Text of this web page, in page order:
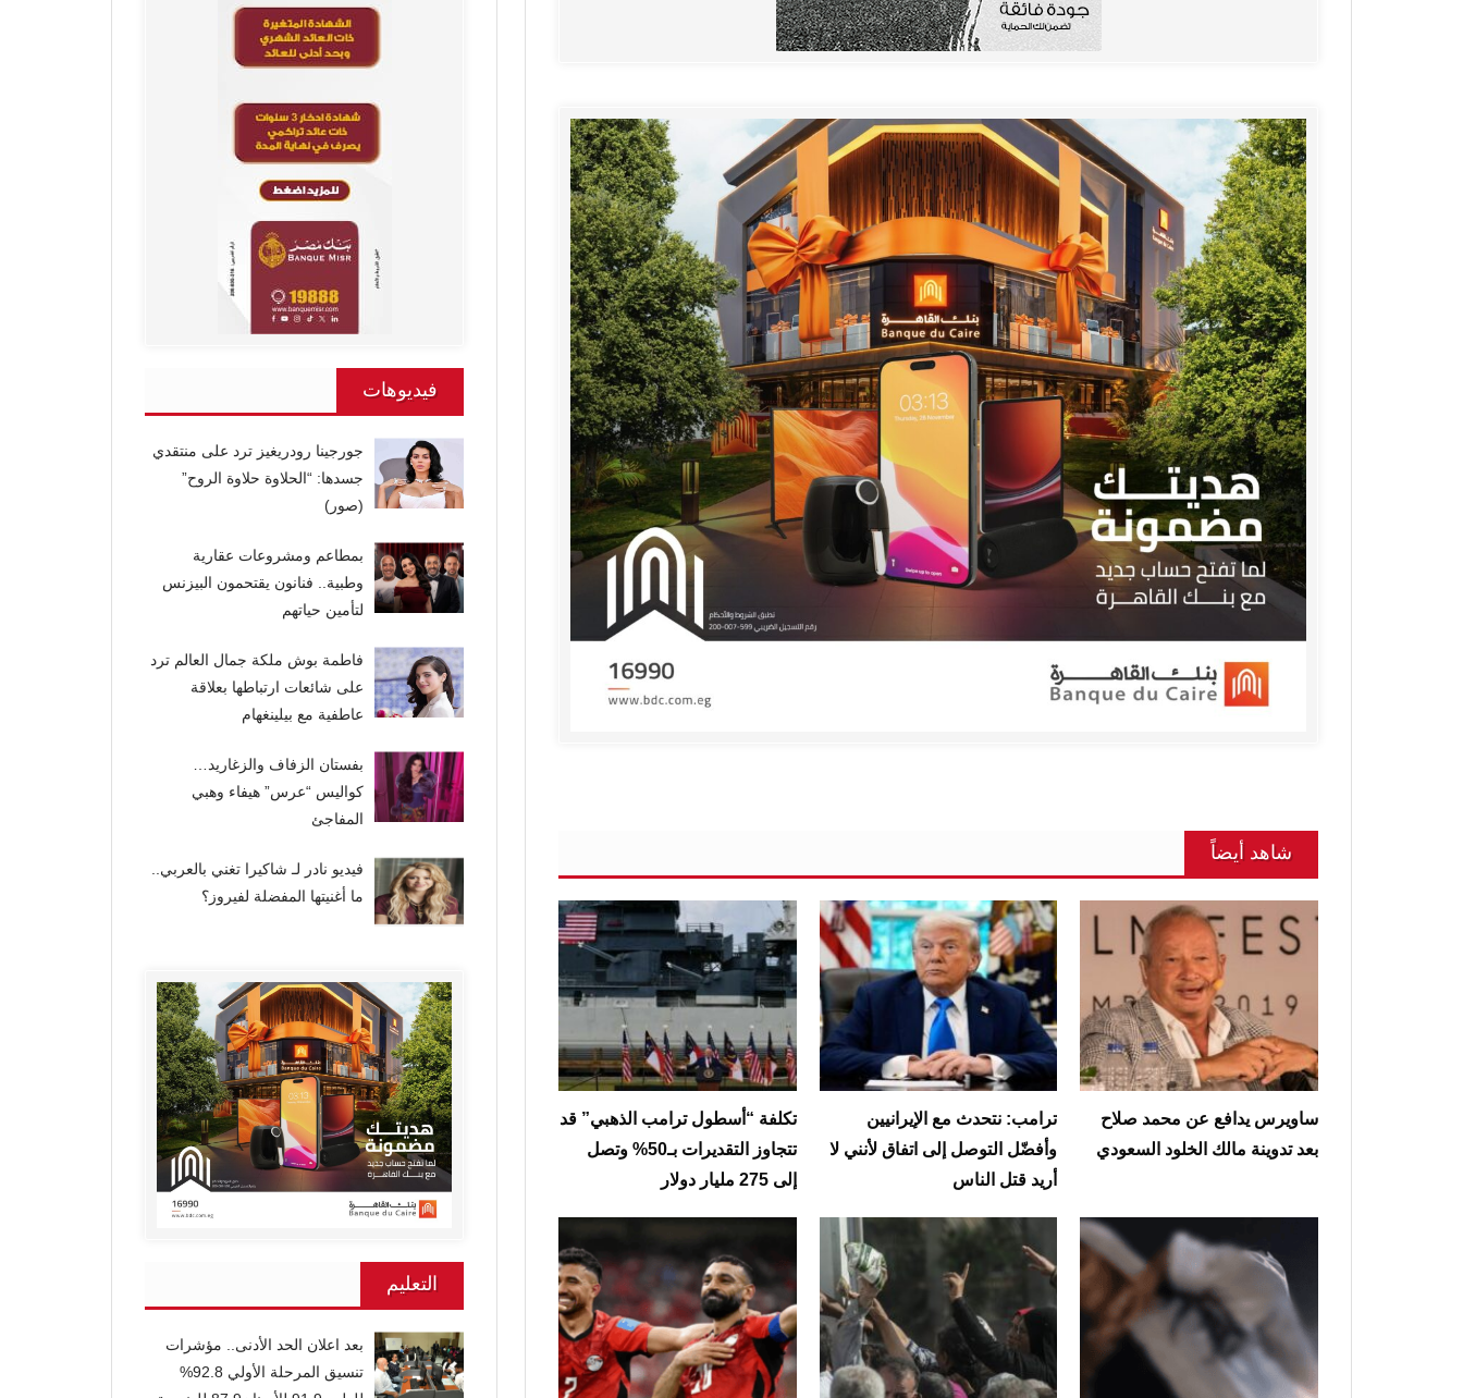
شاهد أيضاً
ساويرس يدافع عن محمد صلاح
بعد تدوينة مالك الخلود السعودي
ترامب: نتحدث مع الإيرانيين
وأفضّل التوصل إلى اتفاق لأنني لا
أريد قتل الناس
تكلفة “أسطول ترامب الذهبي” قد
تتجاوز التقديرات بـ50% وتصل
إلى 275 مليار دولار
فيديوهات
جورجينا رودريغيز ترد على منتقدي
جسدها: “الحلاوة حلاوة الروح”
(صور)
بمطاعم ومشروعات عقارية
وطبية.. فنانون يقتحمون البيزنس
لتأمين حياتهم
فاطمة بوش ملكة جمال العالم ترد
على شائعات ارتباطها بعلاقة
عاطفية مع بيلينغهام
بفستان الزفاف والزغاريد…
كواليس “عرس” هيفاء وهبي
المفاجئ
فيديو نادر لـ شاكيرا تغني بالعربي..
ما أغنيتها المفضلة لفيروز؟
التعليم
بعد اعلان الحد الأدنى.. مؤشرات
تنسيق المرحلة الأولي 92.8%